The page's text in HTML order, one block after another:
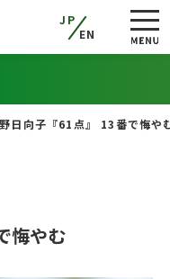
JP
EN
日向子『61点』 13番で悔や
悔やむ